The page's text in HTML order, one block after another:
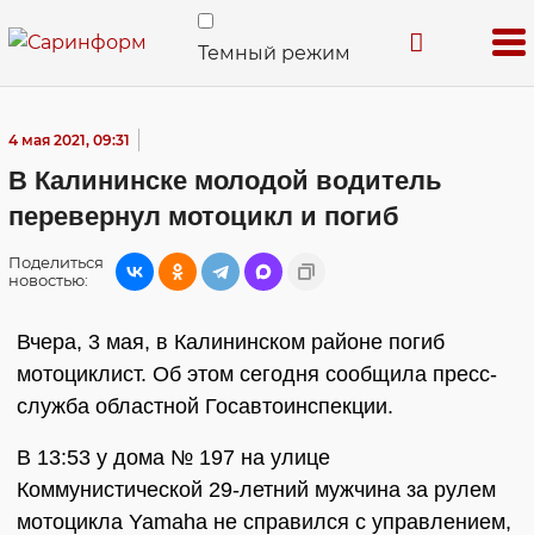
Темный режим
4 мая 2021, 09:31
В Калининске молодой водитель
перевернул мотоцикл и погиб
Поделиться
новостью:
Вчера, 3 мая, в Калининском районе погиб
мотоциклист. Об этом сегодня сообщила пресс-
служба областной Госавтоинспекции.
В 13:53 у дома № 197 на улице
Коммунистической 29-летний мужчина за рулем
мотоцикла Yamaha не справился с управлением,